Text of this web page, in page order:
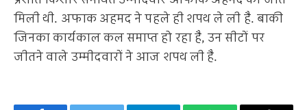
मिली थी. अफाक अहमद ने पहले ही शपथ ले ली है. बाकी
जिनका कार्यकाल कल समाप्त हो रहा है, उन सीटों पर
जीतने वाले उम्मीदवारों ने आज शपथ ली है.